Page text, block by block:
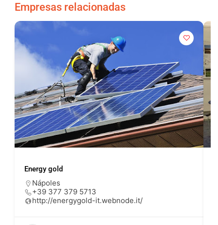
Empresas relacionadas
Energy gold
Nápoles
+39 377 379 5713
http://energygold-it.webnode.it/